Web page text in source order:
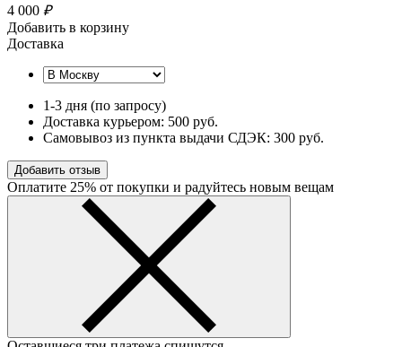
4 000 ₽
Добавить в корзину
Доставка
1-3 дня (по запросу)
Доставка курьером: 500 руб.
Самовывоз из пункта выдачи СДЭК: 300 руб.
Добавить отзыв
Оплатите 25% от покупки и радуйтесь новым вещам